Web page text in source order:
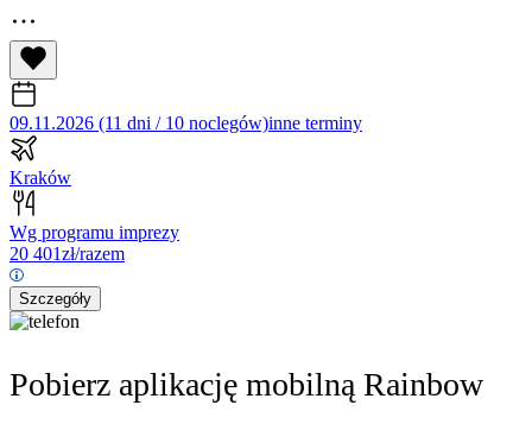
09.11.2026 (11 dni / 10 noclegów)inne terminy
Kraków
Wg programu imprezy
20 401zł/razem
Szczegóły
Pobierz aplikację mobilną Rainbow